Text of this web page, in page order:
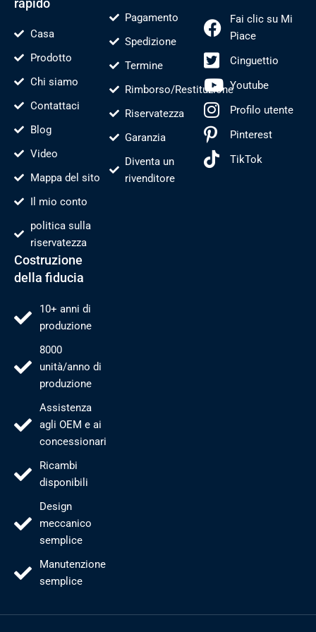
rapido
Casa
Prodotto
Chi siamo
Contattaci
Blog
Video
Mappa del sito
Il mio conto
politica sulla
riservatezza
Pagamento
Spedizione
Termine
Rimborso/Restituzione
Riservatezza
Garanzia
Diventa un
rivenditore
Fai clic su Mi
Piace
Cinguettio
Youtube
Profilo utente
Pinterest
TikTok
Costruzione
della fiducia
10+ anni di
produzione
8000
unità/anno di
produzione
Assistenza
agli OEM e ai
concessionari
Ricambi
disponibili
Design
meccanico
semplice
Manutenzione
semplice